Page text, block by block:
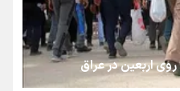
را شکست؛ «آهای مردم، آقا از